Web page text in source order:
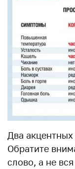
Два
Обратите
слово, а не